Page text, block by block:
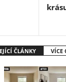
ČLÁNKY VÍCE